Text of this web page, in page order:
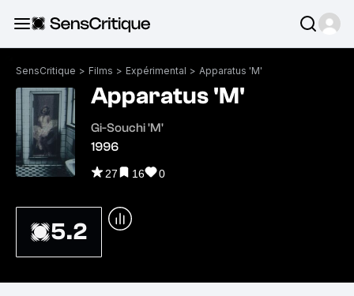
SensCritique > Films > Expérimental > Apparatus 'M'
Apparatus 'M'
Gi-Souchi 'M'
1996
27 16 0
5.2